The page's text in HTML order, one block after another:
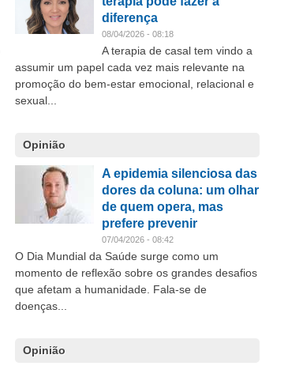
diferença
08/04/2026 - 08:18
A terapia de casal tem vindo a
assumir um papel cada vez mais relevante na
promoção do bem-estar emocional, relacional e
sexual...
Opinião
A epidemia silenciosa das
dores da coluna: um olhar
de quem opera, mas
prefere prevenir
07/04/2026 - 08:42
O Dia Mundial da Saúde surge como um
momento de reflexão sobre os grandes desafios
que afetam a humanidade. Fala-se de
doenças...
Opinião